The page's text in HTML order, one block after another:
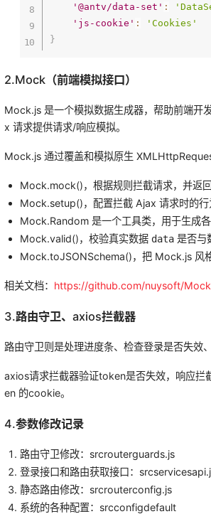
'@antv/data-set' :
'js-cookie' :
'Cookies'
}
2.Mock（前端模拟接口）
Mock.js 是一个模拟数据生成器，帮助前端开
x 请求提供请求/响应模拟。
Mock.js 通过覆盖和模拟原生
Mock.mock()，根据规则拦截请求，并返回
Mock.setup()，配置拦截 Ajax 请求时的行
Mock.Random 是一个工具类，用于生成各
Mock.valid()，校验真实数据 data是否与
Mock.toJSONSchema()，把 Mock.js 风
相关文档： https://github.com/nuysoft/Mock
3.路由守卫、axios拦截器
路由守卫则是处理进度条、检查登录是否失效
axios请求拦截器验证token是否失效，响应拦
en 的cookie。
4.参数修改记录
路由守卫修改：srcrouterguards.js
登录接口和路由获取接口：
静态路由修改：srcrouterconfig.js
系统的各种配置：srcconfigdefault